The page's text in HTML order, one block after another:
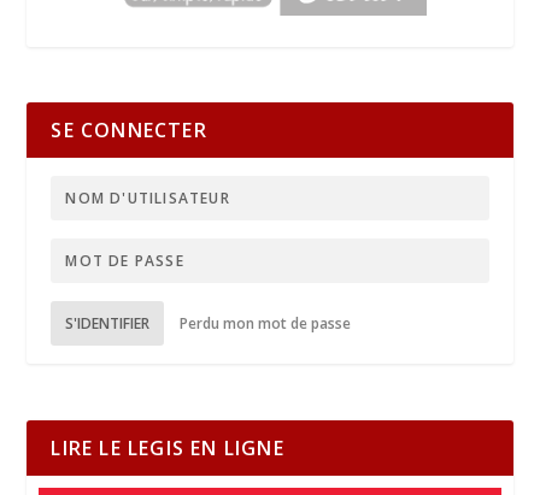
SE CONNECTER
S'IDENTIFIER Perdu mon mot de passe
LIRE LE LEGIS EN LIGNE